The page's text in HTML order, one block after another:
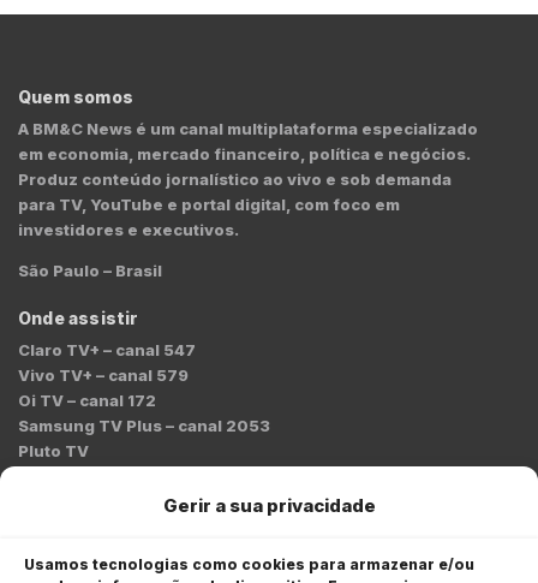
Gerir a sua privacidade
Usamos tecnologias como cookies para armazenar e/ou
Quem somos
A BM&C News é um canal multiplataforma especializado
em economia, mercado financeiro, política e negócios.
Produz conteúdo jornalístico ao vivo e sob demanda
para TV, YouTube e portal digital, com foco em
investidores e executivos.
São Paulo – Brasil
Onde assistir
Claro TV+ – canal 547
Vivo TV+ – canal 579
Oi TV – canal 172
Samsung TV Plus – canal 2053
Pluto TV
redacao@bmcnews.com.br